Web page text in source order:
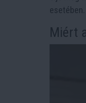
esetében.
Miért